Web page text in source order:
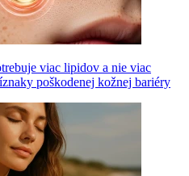
viac lipidov a nie viac
poškodenej kožnej bariéry